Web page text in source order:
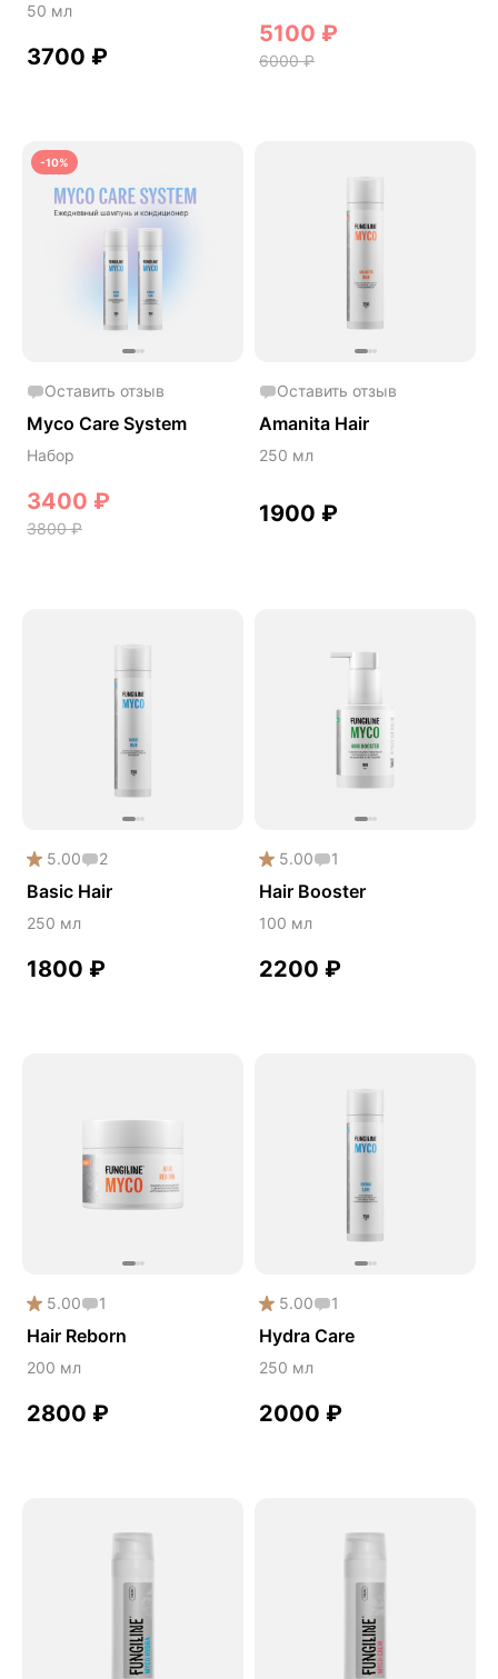
50 мл
3700 ₽
5100 ₽
6000₽
-10%
Оставить отзыв
Myco Care System
Набор
3400 ₽
3800₽
Оставить отзыв
Amanita Hair
250 мл
1900 ₽
5.00 2
Basic Hair
250 мл
1800 ₽
5.00 1
Hair Booster
100 мл
2200 ₽
5.00 1
Hair Reborn
200 мл
2800 ₽
5.00 1
Hydra Care
250 мл
2000 ₽